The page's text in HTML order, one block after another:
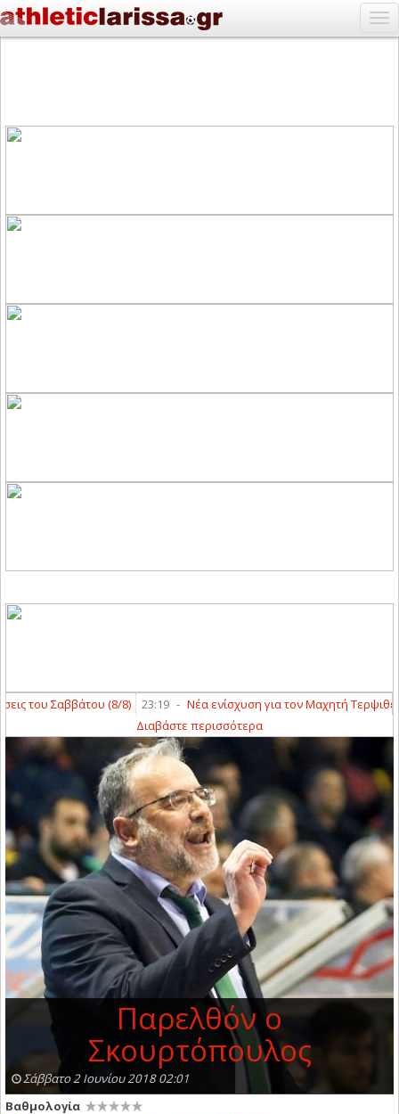
του Σαββάτου (8/8) 23:19 - Νέα ενίσχυση για τον Μαχητή Τερψιθέας
Διαβάστε περισσότερα
Παρελθόν ο
Σκουρτόπουλος
Σάββατο 2 Ιουνίου 2018 02:01
Βαθμολογία